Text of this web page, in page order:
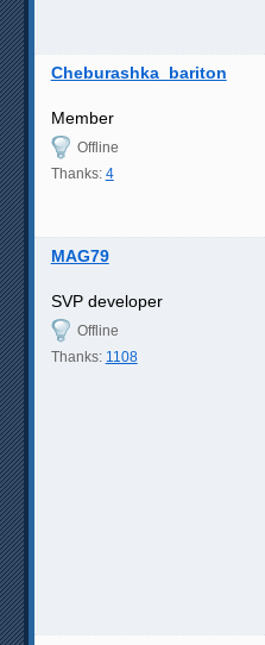
Cheburashka_bariton
Member
Offline
Thanks: 4
MAG79
SVP developer
Offline
Thanks: 1108